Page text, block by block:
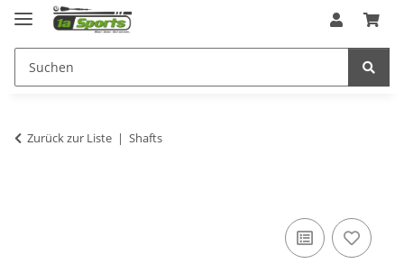
Zurück zur Liste Shafts